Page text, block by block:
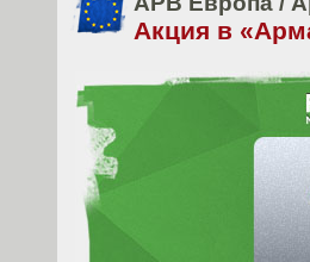
Акция в